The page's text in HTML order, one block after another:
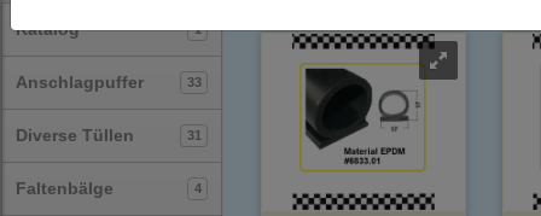
Katalog 1
Anschlagpuffer 33
Diverse Tüllen 31
Faltenbälge 4